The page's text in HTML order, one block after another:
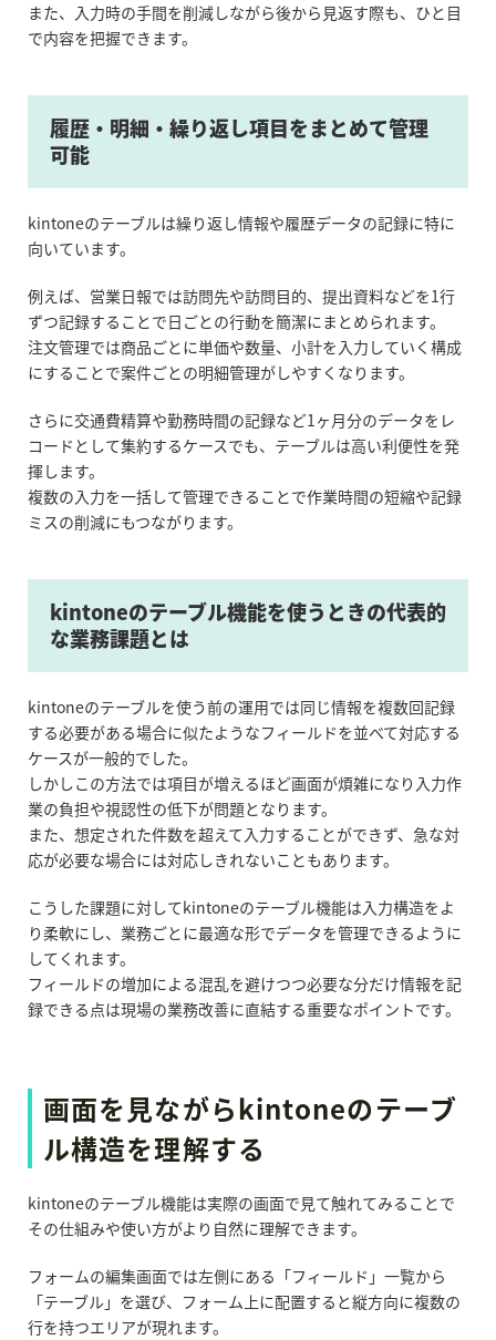
また、入力時の手間を削減しながら後から見返す際も、ひと目
で内容を把握できます。
履歴・明細・繰り返し項目をまとめて管理
可能
kintoneのテーブルは繰り返し情報や履歴データの記録に特に
向いています。
例えば、営業日報では訪問先や訪問目的、提出資料などを1行
ずつ記録することで日ごとの行動を簡潔にまとめられます。
注文管理では商品ごとに単価や数量、小計を入力していく構成
にすることで案件ごとの明細管理がしやすくなります。
さらに交通費精算や勤務時間の記録など1ヶ月分のデータをレ
コードとして集約するケースでも、テーブルは高い利便性を発
揮します。
複数の入力を一括して管理できることで作業時間の短縮や記録
ミスの削減にもつながります。
kintoneのテーブル機能を使うときの代表的
な業務課題とは
kintoneのテーブルを使う前の運用では同じ情報を複数回記録
する必要がある場合に似たようなフィールドを並べて対応する
ケースが一般的でした。
しかしこの方法では項目が増えるほど画面が煩雑になり入力作
業の負担や視認性の低下が問題となります。
また、想定された件数を超えて入力することができず、急な対
応が必要な場合には対応しきれないこともあります。
こうした課題に対してkintoneのテーブル機能は入力構造をよ
り柔軟にし、業務ごとに最適な形でデータを管理できるように
してくれます。
フィールドの増加による混乱を避けつつ必要な分だけ情報を記
録できる点は現場の業務改善に直結する重要なポイントです。
画面を見ながらkintoneのテーブ
ル構造を理解する
kintoneのテーブル機能は実際の画面で見て触れてみることで
その仕組みや使い方がより自然に理解できます。
フォームの編集画面では左側にある「フィールド」一覧から
「テーブル」を選び、フォーム上に配置すると縦方向に複数の
行を持つエリアが現れます。